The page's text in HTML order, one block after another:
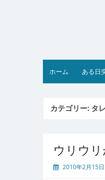
ホーム ある日
カテゴリー: タ
ウリウ
2010年2月15日